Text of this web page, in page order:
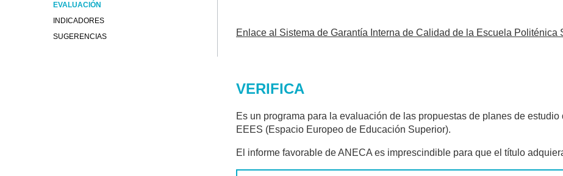
Enlace al Sistema de Garantía Interna de Calidad de la Escuela Politénica
VERIFICA
Es un programa para la evaluación de las propuestas de planes de
EEES (Espacio Europeo de Educación Superior).
El informe favorable de ANECA es imprescindible para que el título
EVALUACIÓN
INDICADORES
SUGERENCIAS